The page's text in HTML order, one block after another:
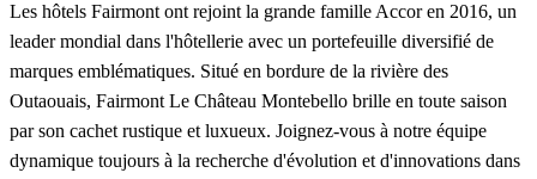
Les hôtels Fairmont ont rejoint la grande famille Accor en 2016, un
leader mondial dans l'hôtellerie avec un portefeuille diversifié de
marques emblématiques. Situé en bordure de la rivière des
Outaouais, Fairmont Le Château Montebello brille en toute saison
par son cachet rustique et luxueux. Joignez-vous à notre équipe
dynamique toujours à la recherche d'évolution et d'innovations dans